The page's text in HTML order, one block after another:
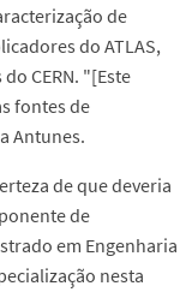
de
do ATLAS,
CERN. "[Este
fontes de
Antunes.
de que deveria
de
em Engenharia
nesta